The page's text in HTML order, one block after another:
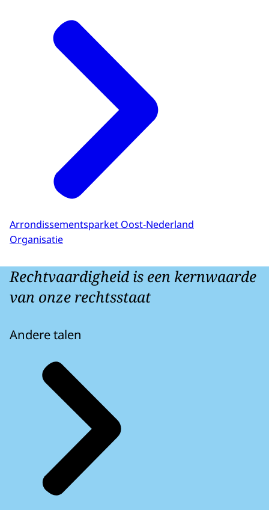
Arrondissementsparket Oost-Nederland
Organisatie
Rechtvaardigheid is een kernwaarde
van onze rechtsstaat
Andere talen